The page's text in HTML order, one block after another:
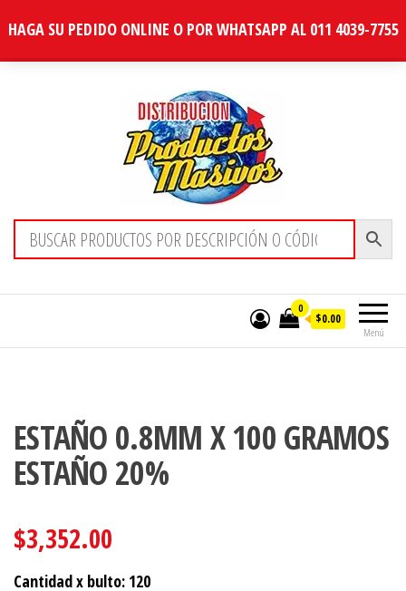
HAGA SU PEDIDO ONLINE O POR WHATSAPP AL 011 4039-7755
Distribucion Masiva
Menú
0
$0.00
ESTAÑO 0.8MM X 100 GRAMOS
ESTAÑO 20%
$3,352.00
Cantidad x bulto: 120